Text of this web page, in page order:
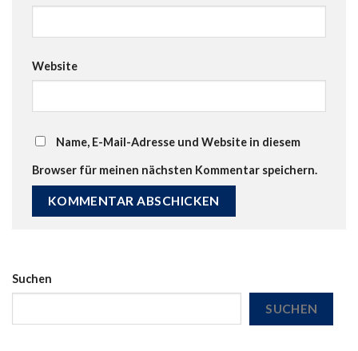
Website
Name, E-Mail-Adresse und Website in diesem
Browser für meinen nächsten Kommentar speichern.
Suchen
SUCHEN